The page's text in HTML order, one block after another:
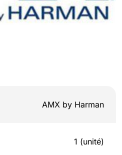
AMX by Harman
1 (unité)